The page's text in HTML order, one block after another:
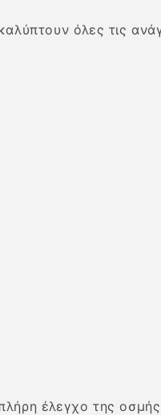
όλες τις
έλεγχο της